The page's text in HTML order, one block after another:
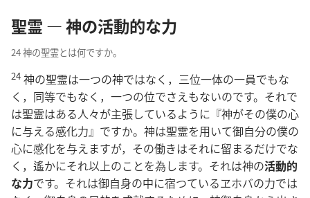
聖霊 ― 神の活動的な力
24 神の聖霊とは何ですか。
24 神の聖霊は一つの神ではなく，三位一体の一員でもな
く，同等でもなく，一つの位でさえもないのです。それで
は聖霊はある人々が主張しているように『神がその僕の心
に与える感化力』ですか。神は聖霊を用いて御自分の僕の
心に感化を与えますが，その働きはそれに留まるだけでな
く，遙かにそれ以上のことを為します。それは神の活動的
な力です。それは御自身の中に宿つているヱホバの力では